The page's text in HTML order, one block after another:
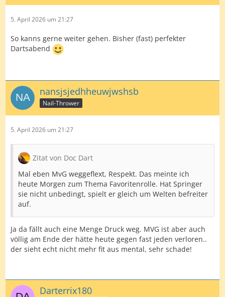
5. April 2026 um 21:27
So kanns gerne weiter gehen. Bisher (fast) perfekter
Dartsabend
nansjsjedhheuwjwshsb
Nail-Thrower
5. April 2026 um 21:27
Zitat von Doc Dart
Mal eben MvG weggeflext, Respekt. Das meinte ich
heute Morgen zum Thema Favoritenrolle. Hat Springer
sie nicht unbedingt, spielt er gleich um Welten befreiter
auf.
Ja da fällt auch eine Menge Druck weg. MVG ist aber auch
völlig am Ende der hätte heute gegen fast jeden verloren..
der sieht echt nicht mehr fit aus mental, sehr schade!
Darterrix180